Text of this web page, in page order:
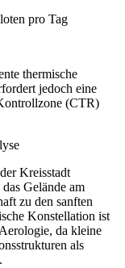
pro Tag
thermische
jedoch eine
(CTR)
Kreisstadt
Gelände am
zu den sanften
Konstellation ist
da kleine
als